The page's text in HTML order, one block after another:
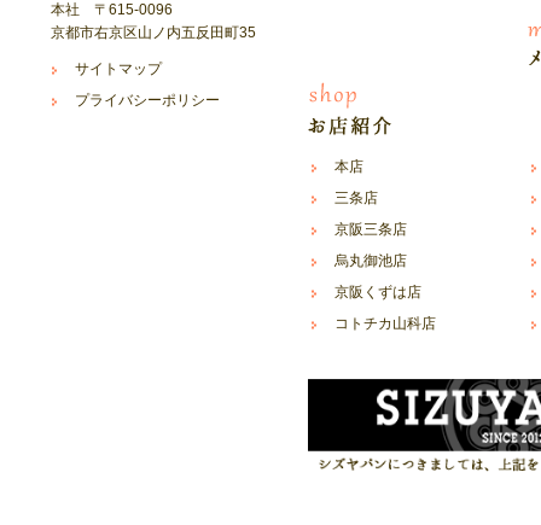
本社 〒615-0096
京都市右京区山ノ内五反田町35
サイトマップ
プライバシーポリシー
本店
三条店
京阪三条店
烏丸御池店
京阪くずは店
コトチカ山科店